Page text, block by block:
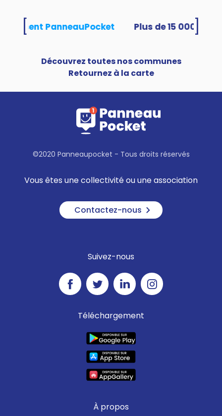
PanneauPocket
Découvrez toutes nos communes
Retournez à la carte
©2020 Panneaupocket - Tous droits réservés
Vous êtes une collectivité ou une association
Contactez-nous
Suivez-nous
Téléchargement
À propos